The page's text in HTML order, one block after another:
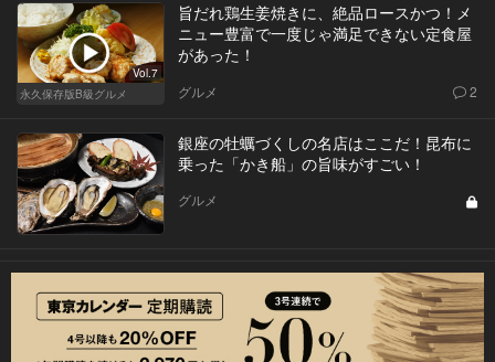
Vol.7
永久保存版B級グルメ
旨だれ鶏生姜焼きに、絶品ロースかつ！メ
ニュー豊富で一度じゃ満足できない定食屋
があった！
グルメ 2
銀座の牡蠣づくしの名店はここだ！昆布に
乗った「かき船」の旨味がすごい！
グルメ